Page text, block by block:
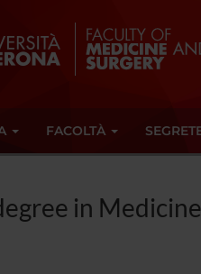
FACOLTÀ
in